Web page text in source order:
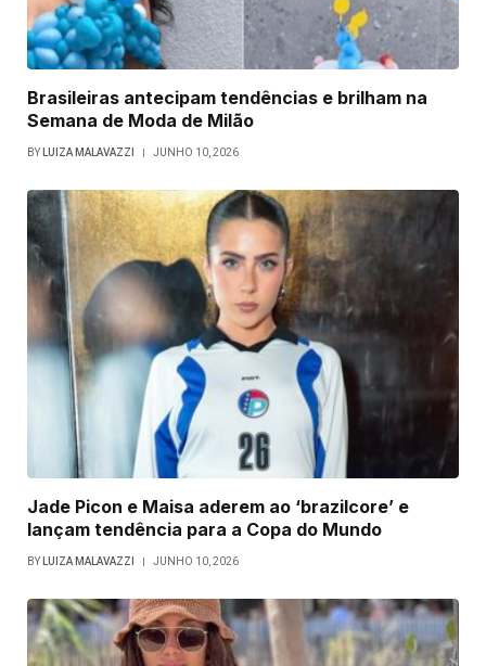
Brasileiras antecipam tendências e brilham na
Semana de Moda de Milão
BY LUIZA MALAVAZZI JUNHO 10, 2026
Jade Picon e Maisa aderem ao ‘brazilcore’ e
lançam tendência para a Copa do Mundo
BY LUIZA MALAVAZZI JUNHO 10, 2026